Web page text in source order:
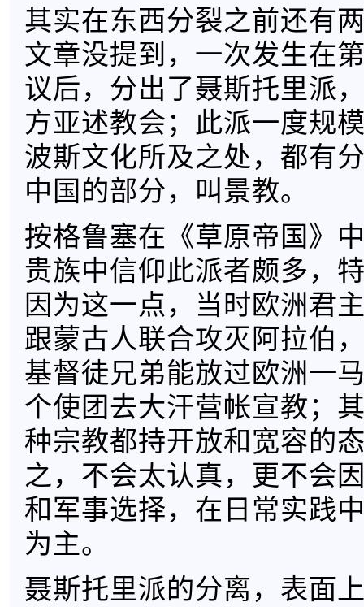
其实在东西分裂之前还有
文章没提到，一次发生在
议后，分出了聂斯托里派
方亚述教会；此派一度规
波斯文化所及之处，都有
中国的部分，叫景教。
按格鲁塞在《草原帝国》
贵族中信仰此派者颇多，
因为这一点，当时欧洲君
跟蒙古人联合攻灭阿拉伯
基督徒兄弟能放过欧洲一
个使团去大汗营帐宣教；
种宗教都持开放和宽容的
之，不会太认真，更不会
和军事选择，在日常实践
为主。
聂斯托里派的分离，表面